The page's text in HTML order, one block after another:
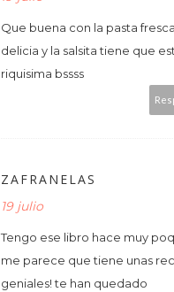
Que buena con la pasta
delicia y la salsita tiene que
riquisima bssss
ZAFRANELAS
19 julio
Tengo ese libro hace muy
me parece que tiene unas
geniales! te han quedado